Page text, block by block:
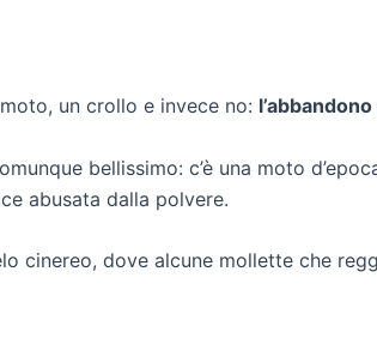
un crollo e invece no:
bellissimo: c’è una moto
abusata dalla polvere.
cinereo, dove alcune mollette che